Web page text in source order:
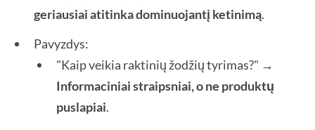
geriausiai atitinka dominuojantį ketinimą.
Pavyzdys:
"Kaip veikia raktinių žodžių tyrimas?" →
Informaciniai straipsniai, o ne produktų
puslapiai.